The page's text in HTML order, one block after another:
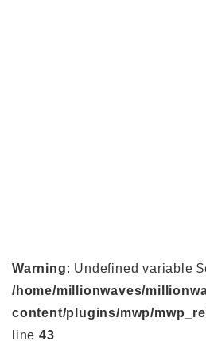
Warning: Undefined variable
/home/millionwaves/
content/plugins/mwp/
line 43